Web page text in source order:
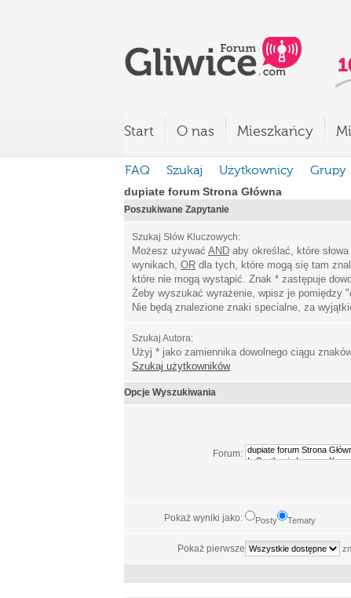
Start O nas Mieszkańcy
FAQ Szukaj Użytkownicy Grupy
dupiate forum Strona Główna
Poszukiwane Zapytanie
Szukaj Słów Kluczowych:
Możesz używać AND aby określać, które
wynikach, OR dla tych, które mogą się tam
które nie mogą wystąpić. Znak * zastępuje
Żeby wyszukać wyrażenie, wpisz je pomiędzy "
Nie będą znalezione znaki specialne, za
Szukaj Autora:
Użyj * jako zamiennika dowolnego ciągu
Szukaj użytkowników
Opcje Wyszukiwania
Forum:
Pokaż wyniki jako: Posty Tematy
Pokaż pierwsze